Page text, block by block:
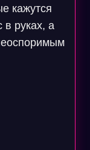
кажутся
в руках, а